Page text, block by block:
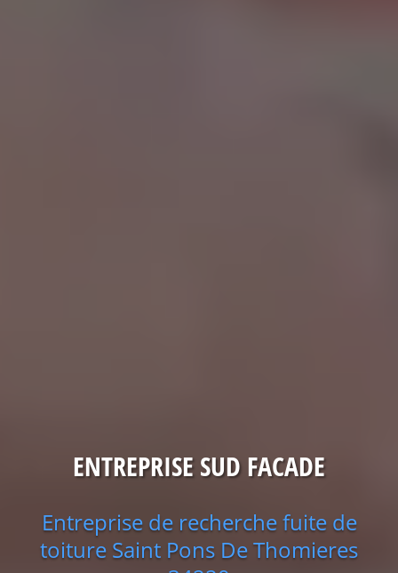
ENTREPRISE SUD FACADE
Entreprise de recherche fuite de
toiture Saint Pons De Thomieres